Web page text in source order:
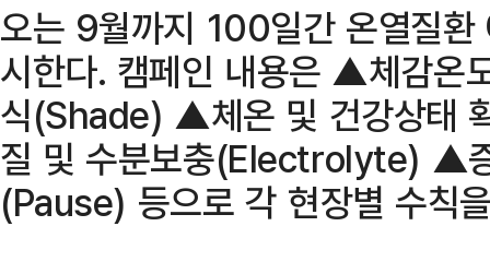
오는 9월까지 100일간 온열질
시한다. 캠페인 내용은 ▲체감
식(Shade) ▲체온 및 건강상
질 및 수분보충(Electrolyte) ▲
(Pause) 등으로 각 현장별 수칙